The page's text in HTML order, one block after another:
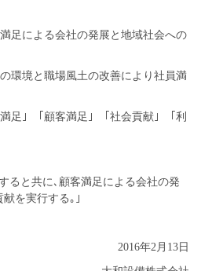
足による会社の発展と地域社会への
環境と職場風土の改善により社員満
足｣ ｢顧客満足｣ ｢社会貢献｣ ｢利
ると共に､顧客満足による会社の発
を実行する｡｣
2016年2月13日